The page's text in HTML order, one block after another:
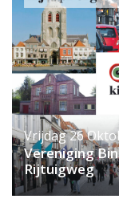
Vrijdag 26
Vereniging
Rijtuigweg